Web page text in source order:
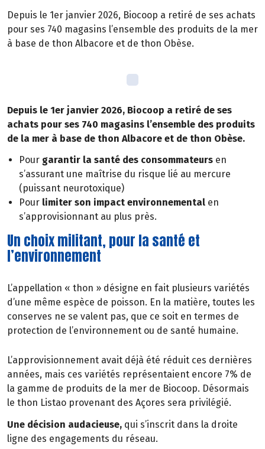
Depuis le 1er janvier 2026, Biocoop a retiré de ses achats
pour ses 740 magasins l’ensemble des produits de la mer
à base de thon Albacore et de thon Obèse.
Depuis le 1er janvier 2026, Biocoop a retiré de ses
achats pour ses 740 magasins l’ensemble des produits
de la mer à base de thon Albacore et de thon Obèse.
Pour garantir la santé des consommateurs en
s’assurant une maîtrise du risque lié au mercure
(puissant neurotoxique)
Pour limiter son impact environnemental en
s’approvisionnant au plus près.
Un choix militant, pour la santé et
l’environnement
L’appellation « thon » désigne en fait plusieurs variétés
d’une même espèce de poisson. En la matière, toutes les
conserves ne se valent pas, que ce soit en termes de
protection de l’environnement ou de santé humaine.
L’approvisionnement avait déjà été réduit ces dernières
années, mais ces variétés représentaient encore 7% de
la gamme de produits de la mer de Biocoop. Désormais
le thon Listao provenant des Açores sera privilégié.
Une décision audacieuse, qui s’inscrit dans la droite
ligne des engagements du réseau.